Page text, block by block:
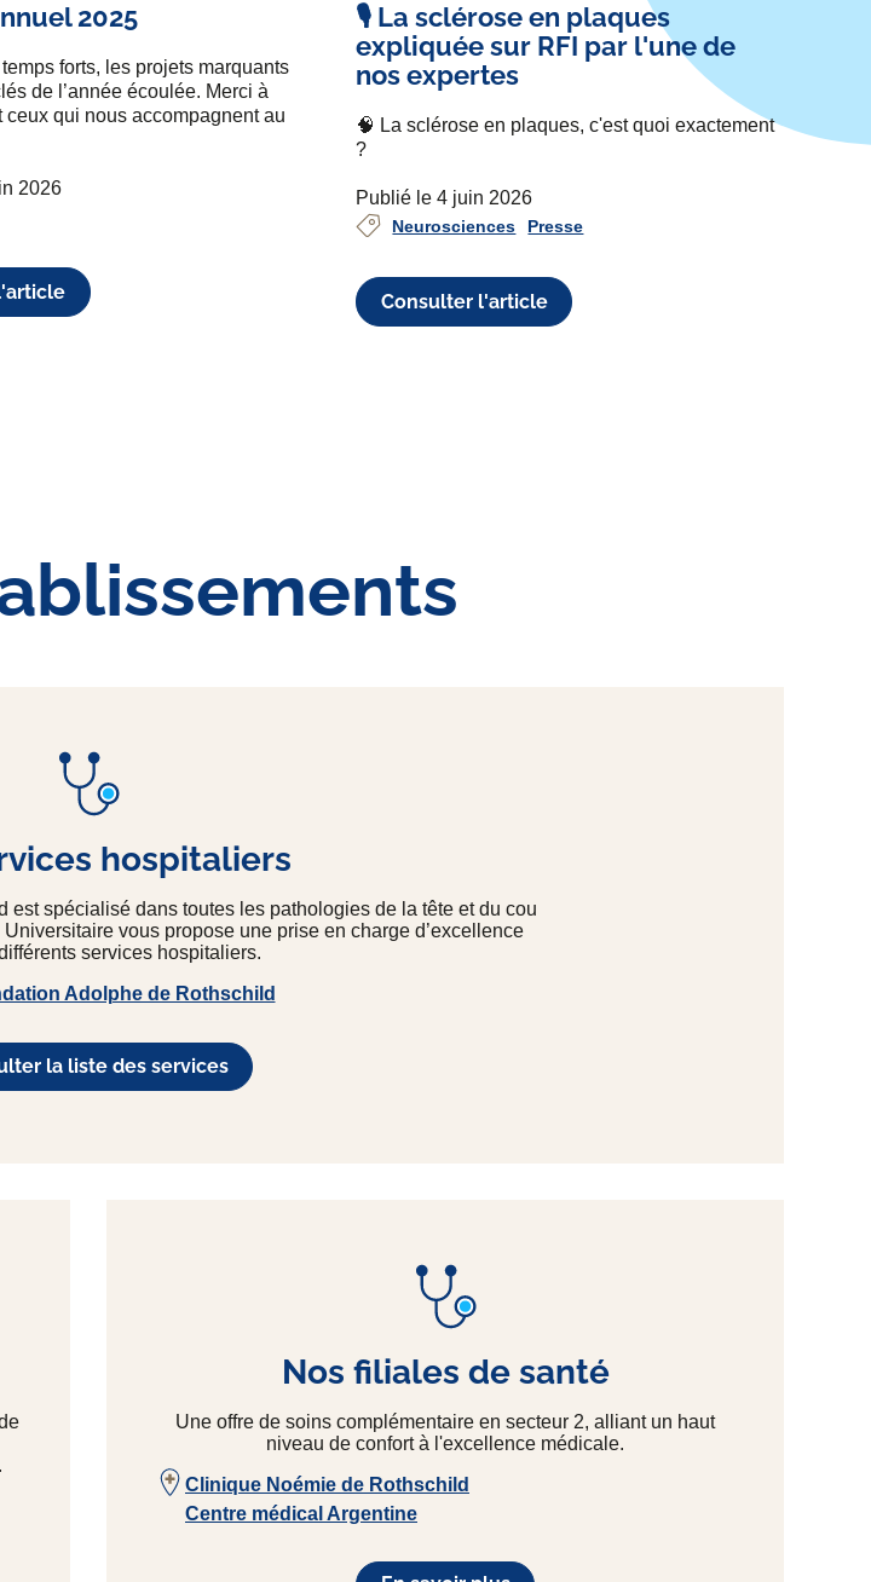
2025
forts, les projets marquants
de l’année écoulée. Merci à
ceux qui nous accompagnent au
2026
🎙️ La sclérose en plaques
expliquée sur RFI par l'une de
nos expertes
🧠 La sclérose en plaques, c'est quoi exactement
?
Publié le 4 juin 2026
Neurosciences Presse
Consulter l'article
hospitaliers
spécialisé dans toutes les pathologies de la tête et du cou
vous propose une prise en charge d’excellence
services hospitaliers.
Adolphe de Rothschild
la liste des services
Nos filiales de santé
Une offre de soins complémentaire en secteur 2, alliant un haut
niveau de confort à l'excellence médicale.
Clinique Noémie de Rothschild
Centre médical Argentine